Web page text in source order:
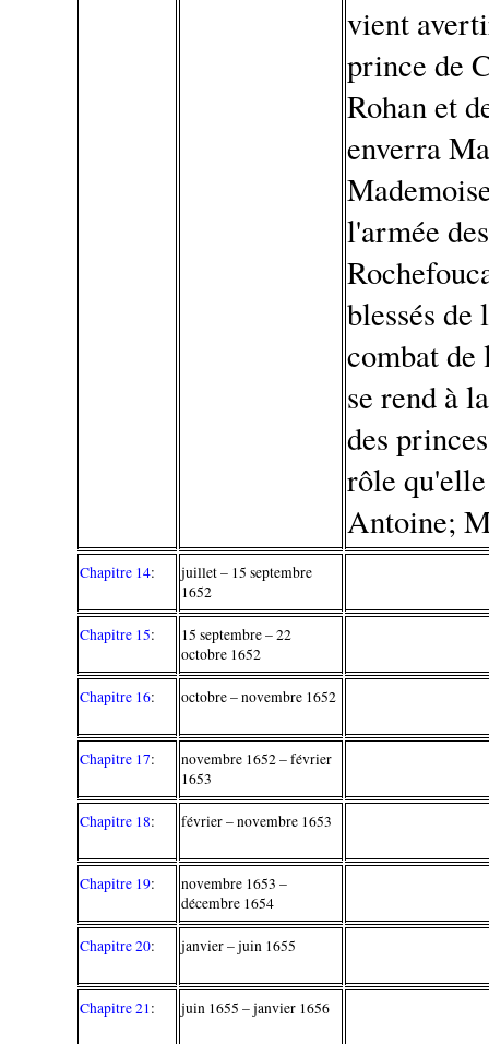
vient
prince de
Rohan et
enverra
l'armée
blessés
combat
se rend à
des
rôle
Antoine;
Chapitre 14:
juillet – 15 septembre
1652
Chapitre 15:
15 septembre – 22
octobre 1652
Chapitre 16: octobre – novembre 1652
Chapitre 17:
novembre 1652 – février
1653
Chapitre 18: février – novembre 1653
Chapitre 19:
novembre 1653 –
décembre 1654
Chapitre 20: janvier – juin 1655
Chapitre 21 : juin 1655 – janvier 1656